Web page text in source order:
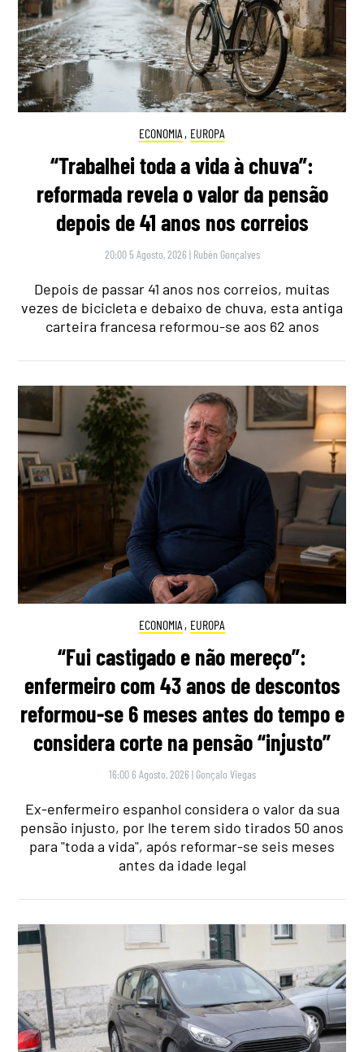
ECONOMIA , EUROPA
“Trabalhei toda a vida à chuva”:
reformada revela o valor da pensão
depois de 41 anos nos correios
20:00 5 Agosto, 2026 | Rubén Gonçalves
Depois de passar 41 anos nos correios, muitas
vezes de bicicleta e debaixo de chuva, esta antiga
carteira francesa reformou-se aos 62 anos
ECONOMIA , EUROPA
“Fui castigado e não mereço”:
enfermeiro com 43 anos de descontos
reformou-se 6 meses antes do tempo e
considera corte na pensão “injusto”
16:00 6 Agosto, 2026 | Gonçalo Viegas
Ex-enfermeiro espanhol considera o valor da sua
pensão injusto, por lhe terem sido tirados 50 anos
para "toda a vida", após reformar-se seis meses
antes da idade legal